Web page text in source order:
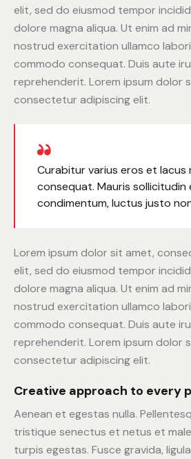
elit, sed do eiusmod tempor
dolore magna aliqua. Ut enim ad
nostrud exercitation ullamco
commodo consequat. Duis aute
reprehenderit. Lorem ipsum dolor
consectetur adipiscing elit.
Curabitur varius eros et lacus
consequat. Mauris sollicitudin
condimentum, luctus justo
Lorem ipsum dolor sit amet,
elit, sed do eiusmod tempor
dolore magna aliqua. Ut enim ad
nostrud exercitation ullamco
commodo consequat. Duis aute
reprehenderit. Lorem ipsum dolor
consectetur adipiscing elit.
Creative approach to every
Aenean et egestas nulla.
tristique senectus et netus et
turpis egestas. Fusce gravida,